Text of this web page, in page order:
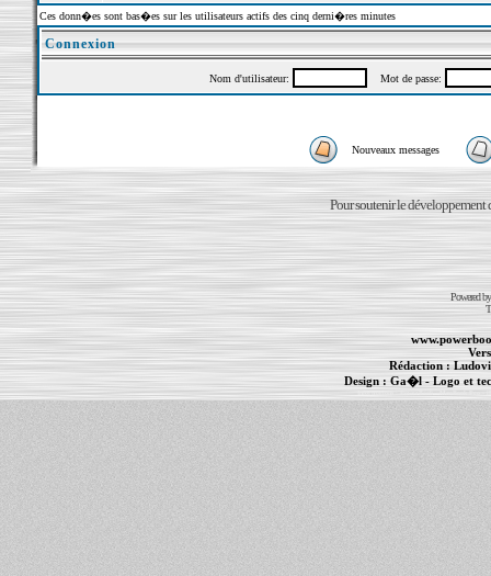
Ces donn�es sont bas�es sur les utilisateurs actifs des cinq derni�res minutes
Connexion
Nom d'utilisateur: Mot de passe:
Nouveaux messages
Pour soutenir le développement
Powered
Rédaction :
Design : Ga�l- Logo et